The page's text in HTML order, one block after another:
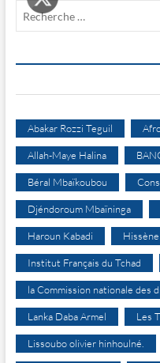
Abakar Rozzi Teguil
Allah-Maye Halina
Béral Mbaïkoubou
Djéndoroum Mbaïninga
Haroun Kabadi
Institut Français du Tchad
la Commission nationale des
Lanka Daba Armel Les
Lissoubo olivier hinhoulné.